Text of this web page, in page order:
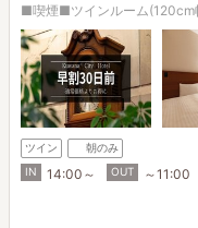
■喫煙■ツインルーム(120cm
ツイン
朝のみ
IN
14:00～ OUT ～11:00